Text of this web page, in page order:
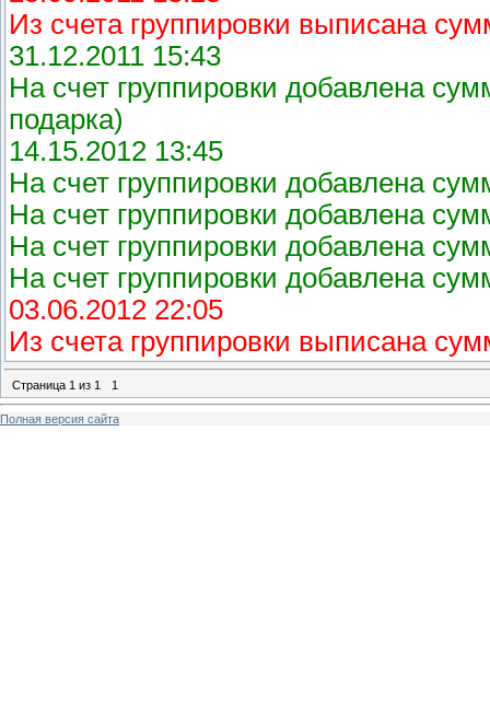
Из счета группировки выписана
31.12.2011 15:43
На счет группировки добавлена
подарка)
14.15.2012 13:45
На счет группировки добавлена
На счет группировки добавлена
На счет группировки добавлена
На счет группировки добавлена
03.06.2012 22:05
Из счета группировки выписана
Страница 1 из 1 1
Полная версия сайта